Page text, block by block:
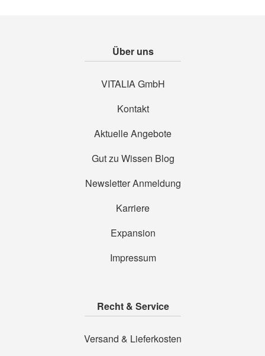
Über uns
VITALIA GmbH
Kontakt
Aktuelle Angebote
Gut zu Wissen Blog
Newsletter Anmeldung
Karriere
Expansion
Impressum
Recht & Service
Versand & Lieferkosten